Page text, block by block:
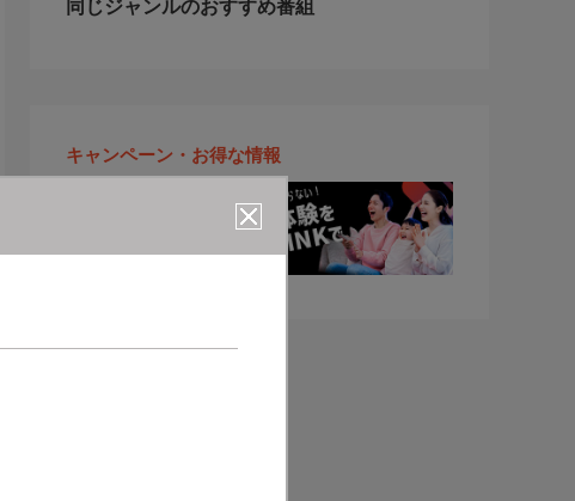
同じジャンルのおすすめ番組
キャンペーン・お得な情報